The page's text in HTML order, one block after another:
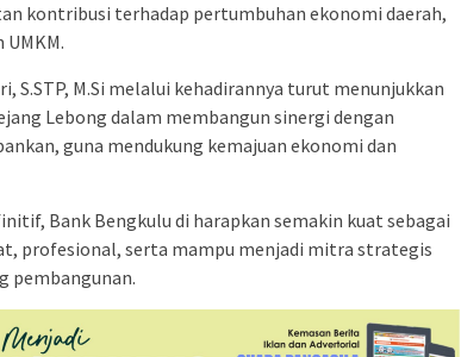
kontribusi terhadap pertumbuhan ekonomi daerah,
S.STP, M.Si melalui kehadirannya turut menunjukkan
Lebong dalam membangun sinergi dengan
guna mendukung kemajuan ekonomi dan
Bank Bengkulu di harapkan semakin kuat sebagai
profesional, serta mampu menjadi mitra strategis
pembangunan.